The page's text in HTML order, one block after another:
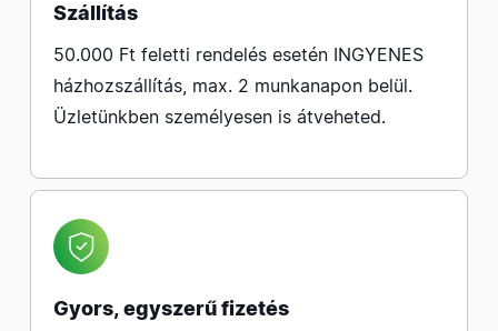
Szállítás
50.000 Ft feletti rendelés esetén INGYENES
házhozszállítás, max. 2 munkanapon belül.
Üzletünkben személyesen is átveheted.
Gyors, egyszerű fizetés